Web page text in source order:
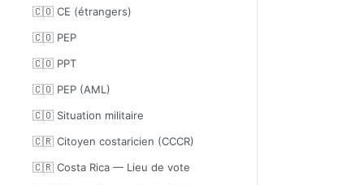
🇨🇴 CE (étrangers)
🇨🇴 PEP
🇨🇴 PPT
🇨🇴 PEP (AML)
🇨🇴 Situation militaire
🇨🇷 Citoyen costaricien (CCCR)
🇨🇷 Costa Rica — Lieu de vote